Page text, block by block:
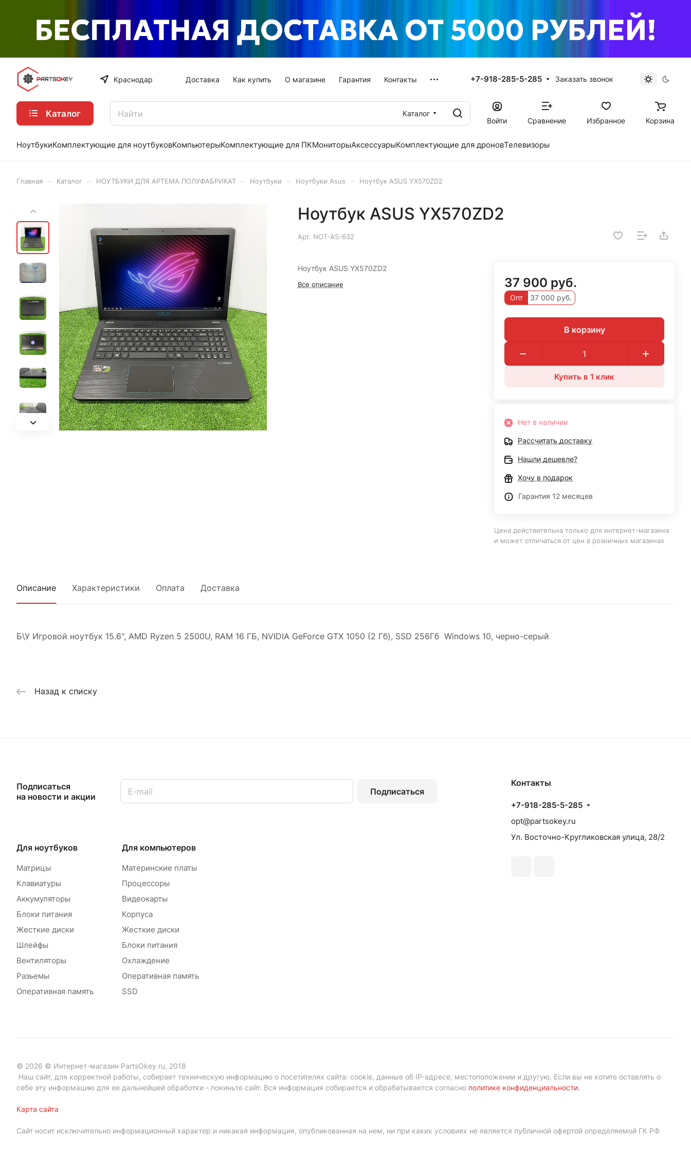
Краснодар Доставка Как купить О магазине Гарантия Контакты +7-918-285-5-285 Заказать звонок
Каталог
Каталог
Войти
Сравнение Избранное Корзина
НоутбукиКомплектующие для ноутбуковКомпьютерыКомплектующие для ПКМониторыАксессуарыКомплектующие для дроновТелевизоры
Главная Каталог НОУТБУКИ ДЛЯ АРТЕМА ПОЛУФАБРИКАТ Ноутбуки Ноутбуки Asus Ноутбук ASUS YX570ZD2
Ноутбук ASUS YX570ZD2
Арт. NOT-AS-632
Ноутбук ASUS YX570ZD2
Все описание 37 900 руб.
Опт 37 000 руб.
В корзину
Купить в 1 клик
Нет в наличии
Рассчитать доставку
Нашли дешевле?
Хочу в подарок
Гарантия 12 месяцев
Цена действительна только для интернет-магазина
и может отличаться от цен в розничных магазинах
Описание Характеристики Оплата Доставка
Б\У Игровой ноутбук 15.6", AMD Ryzen 5 2500U, RAM 16 ГБ, NVIDIA GeForce GTX 1050 (2 Гб), SSD 256Гб Windows 10, черно-серый
Назад к списку
Подписаться
на новости и акции
Подписаться
Для ноутбуков
Матрицы
Клавиатуры
Аккумуляторы
Блоки питания
Жесткие диски
Шлейфы
Вентиляторы
Разьемы
Оперативная память
Для компьютеров
Материнские платы
Процессоры
Видеокарты
Корпуса
Жесткие диски
Блоки питания
Охлаждение
Оперативная память
SSD
Контакты
+7-918-285-5-285
opt@partsokey.ru
Ул. Восточно-Кругликовская улица, 28/2
© 2026 © Интернет-магазин PartsOkey.ru, 2018
Наш сайт, для корректной работы, собирает техническую информацию о посетителях сайта: cookie, данные об IP-адресе, местоположении и другую. Если вы не хотите оставлять о
себе эту информацию для ее дальнейшей обработки - покиньте сайт. Вся информация собирается и обрабатывается согласно политике конфиденциальности.
Карта сайта
Сайт носит исключительно информационный характер и никакая информация, опубликованная на нем, ни при каких условиях не является публичной офертой определяемой ГК РФ